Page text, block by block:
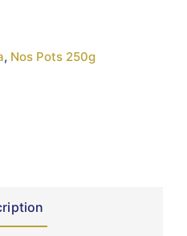
, Nos Pots 250g